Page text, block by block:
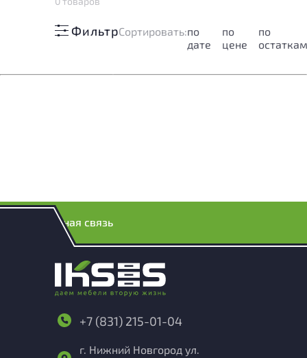
ФильтрCортировать:по
дате
по
цене
по
Обратная связь
+7 (831) 215-01-04
г. Нижний Новгород ул.